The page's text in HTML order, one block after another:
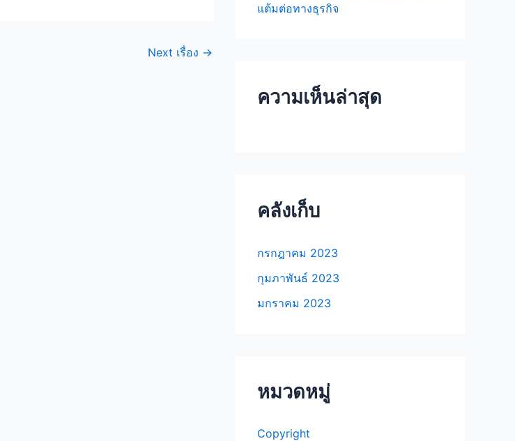
Next เรื่อง →
แต้มต่อทางธุรกิจ
ความเห็นล่าสุด
คลังเก็บ
กรกฎาคม 2023
กุมภาพันธ์ 2023
มกราคม 2023
หมวดหมู่
Copyright